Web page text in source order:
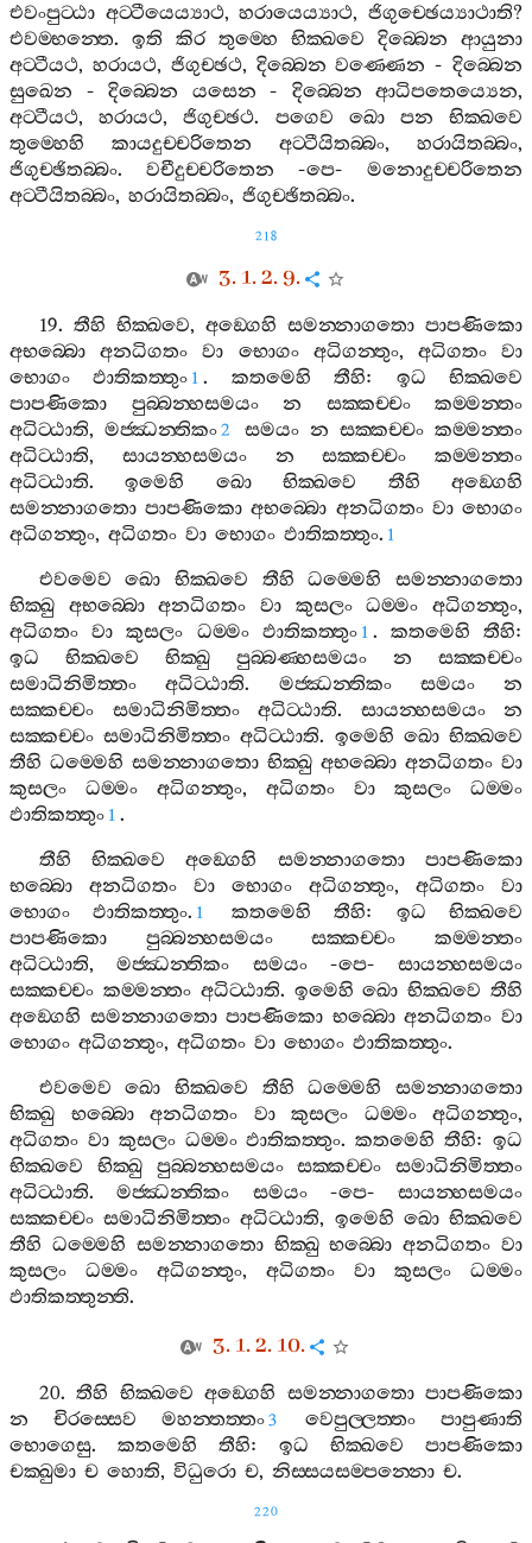
එවංපුට‍්ඨා අට‍්ටීයෙය්‍යාථ,හරායෙය්‍යාථ,ජිගුච‍්ඡෙය්‍යාථාති?
එවම‍්භන‍්තෙ. ඉති කිර තුම‍්හෙ භික‍්ඛවෙ දිබ‍්බෙන
ආයුනා
අට‍්ටීයථ, හරායථ, ජිගුච‍්ඡථ, දිබ‍්බෙන වණ‍්ණෙන -දිබ‍්බෙන
සුඛෙන - දිබ‍්බෙන යසෙන - දිබ‍්බෙන ආධිපතෙය්‍යෙන,
අට‍්ටීයථ,හරායථ,ජිගුච‍්ඡථ. පගෙව ඛො පන
භික‍්ඛවෙ
තුම‍්හෙහි
කායදුච‍්චරිතෙන අට‍්ටීයිතබ‍්බං, හරායිතබ‍්බං,
ජිගුච‍්ඡිතබ‍්බං. වචීදුච‍්චරිතෙන -පෙ- මනොදුච‍්චරිතෙන
අට‍්ටීයිතබ‍්බං, හරායිතබ‍්බං, ජිගුච‍්ඡිතබ‍්බං.
218
3. 1. 2. 9.
19. තීහි භික‍්ඛවෙ, අඞ‍්ගෙහි සමන‍්නාගතො පාපණිකො
අභබ‍්බො
අනධිගතං වා භොගං අධිගන‍්තුං, අධිගතං
වා
භොගං
ඵාතිකත‍්තුං 1 . කතමෙහි තීහි: ඉධ
භික‍්ඛවෙ
පාපණිකො
පුබ‍්බන‍්හසමයං න සක‍්කච‍්චං
කම‍්මන‍්තං
අධිට‍්ඨාති, මජ‍්ඣන‍්තිකං2 සමයං න සක‍්කච‍්චං කම‍්මන‍්තං
අධිට‍්ඨාති, සායන‍්හසමයං න සක‍්කච‍්චං
කම‍්මන‍්තං
අධිට‍්ඨාති.ඉමෙහි ඛො භික‍්ඛවෙ තීහි
අඞ‍්ගෙහි
සමන‍්නාගතො පාපණිකො අභබ‍්බො අනධිගතං වා භොගං
අධිගන‍්තුං, අධිගතං වා භොගං ඵාතිකත‍්තුං. 1
එවමෙව ඛො භික‍්ඛවෙ තීහි ධම‍්මෙහි
සමන‍්නාගතො
භික‍්ඛු
අභබ‍්බො අනධිගතං වා කුසලං ධම‍්මං අධිගන‍්තුං,
අධිගතං වා කුසලං ධම‍්මං ඵාතිකත‍්තුං 1 . කතමෙහි තීහි:
ඉධ
භික‍්ඛවෙ භික‍්ඛු පුබ‍්බණ‍්හසමයං න
සක‍්කච‍්චං
සමාධිනිමිත‍්තං
අධිට‍්ඨාති. මජ‍්ඣන‍්තිකං සමයං
න
සක‍්කච‍්චං
සමාධිනිමිත‍්තං අධිට‍්ඨාති. සායන‍්හසමයං
න
සක‍්කච‍්චං සමාධිනිමිත‍්තං අධිට‍්ඨාති. ඉමෙහි ඛො භික‍්ඛවෙ
තීහි ධම‍්මෙහි සමන‍්නාගතො භික‍්ඛු අභබ‍්බො අනධිගතං වා
කුසලං
ධම‍්මං අධිගන‍්තුං, අධිගතං වා කුසලං
ධම‍්මං
ඵාතිකත‍්තුං 1 .
තීහි
භික‍්ඛවෙ අඞ‍්ගෙහි සමන‍්නාගතො
පාපණිකො
භබ‍්බො
අනධිගතං වා භොගං අධිගන‍්තුං, අධිගතං
වා
භොගං
ඵාතිකත‍්තුං. 1 කතමෙහි තීහි: ඉධ
භික‍්ඛවෙ
පාපණිකො
පුබ‍්බන‍්හසමයං සක‍්කච‍්චං
කම‍්මන‍්තං
අධිට‍්ඨාති,මජ‍්ඣන‍්තිකං සමයං-පෙ- සායන‍්හසමයං
සක‍්කච‍්චං කම‍්මන‍්තං අධිට‍්ඨාති. ඉමෙහි ඛො භික‍්ඛවෙ තීහි
අඞ‍්ගෙහි සමන‍්නාගතො පාපණිකො භබ‍්බො අනධිගතං වා
භොගං අධිගන‍්තුං, අධිගතං වා භොගං ඵාතිකත‍්තුං.
එවමෙව
ඛො භික‍්ඛවෙ තීහි ධම‍්මෙහි
සමන‍්නාගතො
භික‍්ඛු
භබ‍්බො අනධිගතං වා කුසලං ධම‍්මං අධිගන‍්තුං,
අධිගතං වා කුසලං ධම‍්මං ඵාතිකත‍්තුං.කතමෙහි තීහි:ඉධ
භික‍්ඛවෙ
භික‍්ඛු පුබ‍්බන‍්හසමයං සක‍්කච‍්චං
සමාධිනිමිත‍්තං
අධිට‍්ඨාති.මජ‍්ඣන‍්තිකං සමයං-පෙ- සායන‍්හසමයං
සක‍්කච‍්චං සමාධිනිමිත‍්තං අධිට‍්ඨාති, ඉමෙහි ඛො භික‍්ඛවෙ
තීහි ධම‍්මෙහි සමන‍්නාගතො භික‍්ඛු භබ‍්බො අනධිගතං වා
කුසලං
ධම‍්මං අධිගන‍්තුං, අධිගතං වා කුසලං
ධම‍්මං
ඵාතිකත‍්තුන‍්ති.
3. 1. 2. 10.
20.තීහි භික‍්ඛවෙ අඞ‍්ගෙහි සමන‍්නාගතො පාපණිකො
න
චිරස‍්සෙව මහන‍්තත‍්තං3 වෙපුල‍්ලත‍්තං
පාපුණාති
භොගෙසු. කතමෙහි තීහි: ඉධ භික‍්ඛවෙ
පාපණිකො
චක‍්ඛුමා ච හොති, විධුරො ච, නිස‍්සයසම‍්පන‍්නො ච.
220